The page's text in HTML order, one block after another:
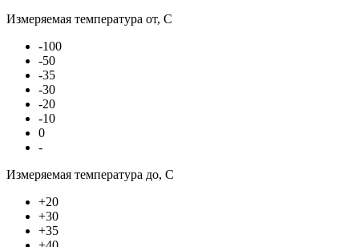
Измеряемая температура от, С
-100
-50
-35
-30
-20
-10
0
-
Измеряемая температура до, С
+20
+30
+35